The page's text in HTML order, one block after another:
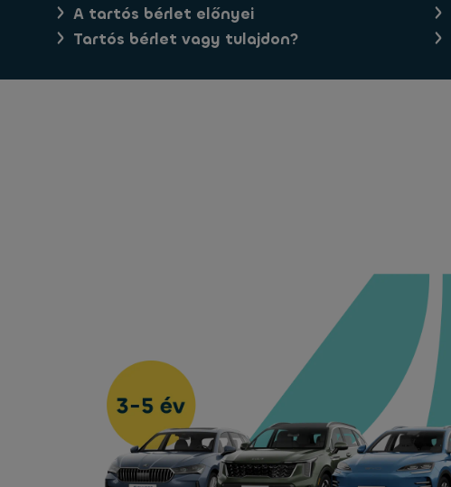
A tartós bérlet előnyei
Tartós bérlet vagy tulajdon?